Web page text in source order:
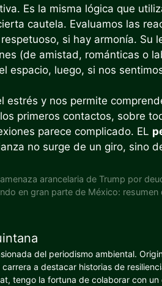
Es la misma lógica que
cautela. Evaluamos las
si hay armonía. Su
(de amistad, románticas o
espacio, luego, si nos
estrés y nos permite
primeros contactos, sobre
parece complicado. EL
no surge de un giro, sino
arancelaria de Trump por
en gran parte de México: resumen
del periodismo ambiental.
a destacar historias de
tengo la fortuna de colaborar con